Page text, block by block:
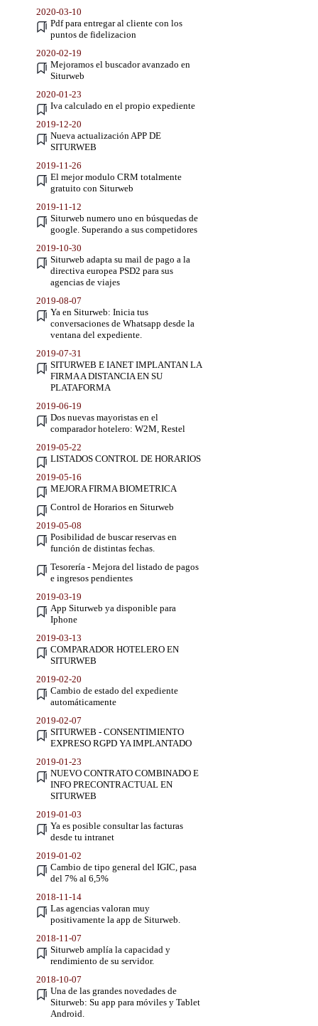
2020-03-10
Pdf para entregar al cliente con los
puntos de fidelizacion
2020-02-19
Mejoramos el buscador avanzado en
Siturweb
2020-01-23
Iva calculado en el propio expediente
2019-12-20
Nueva actualización APP DE
SITURWEB
2019-11-26
El mejor modulo CRM totalmente
gratuito con Siturweb
2019-11-12
Siturweb numero uno en búsquedas de
google. Superando a sus competidores
2019-10-30
Siturweb adapta su mail de pago a la
directiva europea PSD2 para sus
agencias de viajes
2019-08-07
Ya en Siturweb: Inicia tus
conversaciones de Whatsapp desde la
ventana del expediente.
2019-07-31
SITURWEB E IANET IMPLANTAN LA
FIRMA A DISTANCIA EN SU
PLATAFORMA
2019-06-19
Dos nuevas mayoristas en el
comparador hotelero: W2M, Restel
2019-05-22
LISTADOS CONTROL DE HORARIOS
2019-05-16
MEJORA FIRMA BIOMETRICA
Control de Horarios en Siturweb
2019-05-08
Posibilidad de buscar reservas en
función de distintas fechas.
Tesorería - Mejora del listado de pagos
e ingresos pendientes
2019-03-19
App Siturweb ya disponible para
Iphone
2019-03-13
COMPARADOR HOTELERO EN
SITURWEB
2019-02-20
Cambio de estado del expediente
automáticamente
2019-02-07
SITURWEB - CONSENTIMIENTO
EXPRESO RGPD YA IMPLANTADO
2019-01-23
NUEVO CONTRATO COMBINADO E
INFO PRECONTRACTUAL EN
SITURWEB
2019-01-03
Ya es posible consultar las facturas
desde tu intranet
2019-01-02
Cambio de tipo general del IGIC, pasa
del 7% al 6,5%
2018-11-14
Las agencias valoran muy
positivamente la app de Siturweb.
2018-11-07
Siturweb amplía la capacidad y
rendimiento de su servidor.
2018-10-07
Una de las grandes novedades de
Siturweb: Su app para móviles y Tablet
Android.